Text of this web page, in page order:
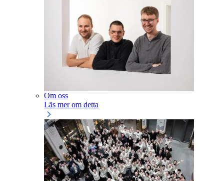
Om oss
Läs mer om detta